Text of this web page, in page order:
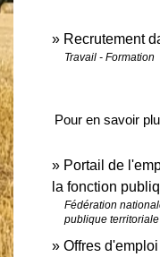
Recrutement
Travail - Formation
Pour en savoir
Portail de
la fonction
Fédération
publique
Offres